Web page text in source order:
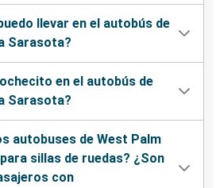
llevar en el autobús de
Sarasota?
en el autobús de
Sarasota?
autobuses de West Palm
sillas de ruedas? ¿Son
con